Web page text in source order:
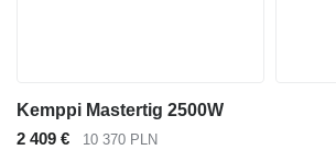
Kemppi Mastertig 2500W
2 409 €
10 370 PLN